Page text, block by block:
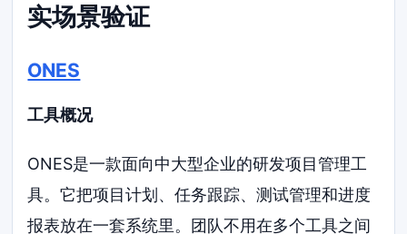
实场景验证
ONES
工具概况
ONES是一款面向中大型企业的研发项目管理工
具。它把项目计划、任务跟踪、测试管理和进度
报表放在一套系统里。团队不用在多个工具之间